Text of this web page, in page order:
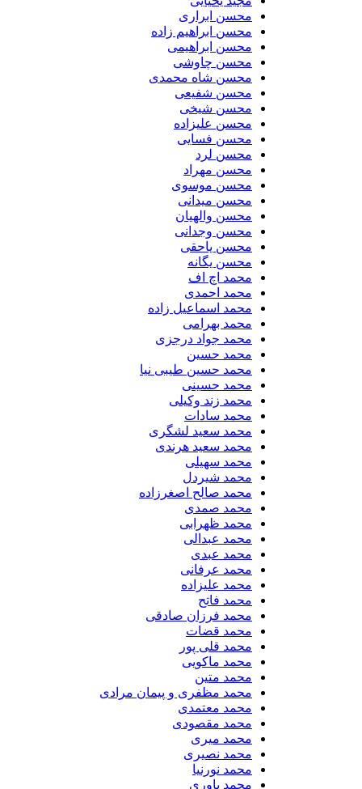
محسن ابراری
محسن ابراهیم زاده
محسن ابراهیمی
محسن چاوشی
محسن شاه محمدی
محسن شفیعی
محسن شیخی
محسن علیزاده
محسن فسایی
محسن لرد
محسن مهراد
محسن موسوی
محسن میدانی
محسن والهیان
محسن وجدانی
محسن یاحقی
محسن یگانه
محمد اچ اف
محمد احمدی
محمد اسماعیل زاده
محمد بهرامی
محمد جواد درجزی
محمد حسین
محمد حسین طیبی نیا
محمد حسینی
محمد زند وکیلی
محمد سادات
محمد سعید لشگری
محمد سعید هرندی
محمد سهیلی
​محمد شیردل
محمد صالح اصغرزاده
محمد صمدی
محمد ظهرابی
محمد عبدالی
محمد عبدی
محمد عرفانی
محمد علیزاده
محمد فاتح
محمد فرزان صادقی
محمد قضات
محمد قلی پور
محمد ماکویی
محمد متین
محمد مظفری و پیمان مرادی
محمد معتمدی
محمد مقصودی
محمد میری
محمد نصیری
محمد نورنیا
محمد یاوری